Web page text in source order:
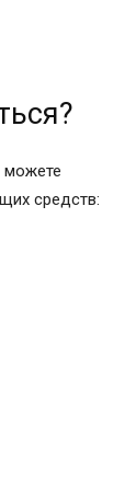
можете
средств: